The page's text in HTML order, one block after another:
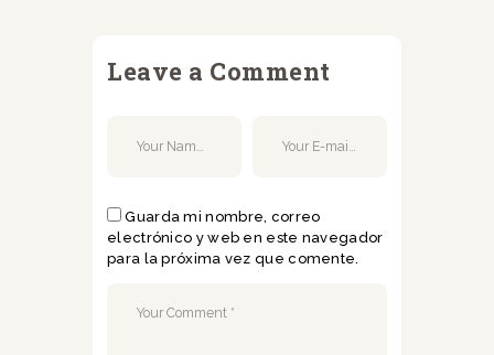
Leave a Comment
Guarda mi nombre, correo
electrónico y web en este navegador
para la próxima vez que comente.